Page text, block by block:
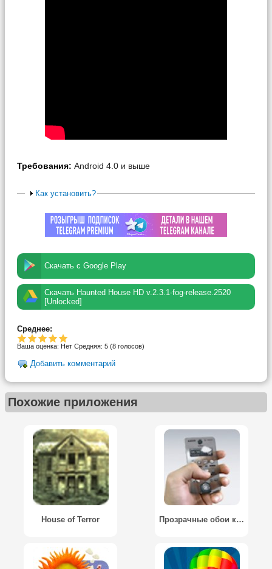
Требования: Android 4.0 и выше
Как установить?
Скачать с Google Play
Скачать Haunted House HD v.2.3.1-fog-release.2520
[Unlocked]
Среднее:
Ваша оценка: Нет Средняя: 5 (8 голосов)
Добавить комментарий
Похожие приложения
House of Terror Прозрачные обои камера